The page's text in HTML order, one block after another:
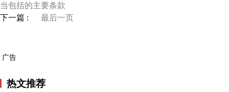
当包括的主要条款
下一篇 :
最后一页
广告
热文推荐